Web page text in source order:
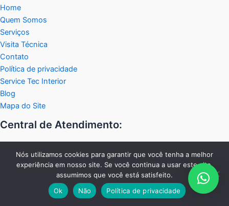
Home
Quem Somos
Serviços
Visita Técnica
Contato
Política de privacidade
Service Tec Interior
Blog
Mapa do Site
Central de Atendimento:
Fixo:
19 2038-2458
WhastApp:
Nós utilizamos cookies para garantir que você tenha a melhor
experiência em nosso site. Se você continua a usar este site,
assumimos que você está satisfeito.
Ok
Não Política de privacidade